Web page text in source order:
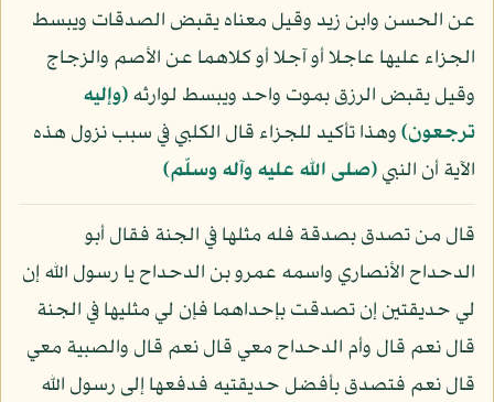
عن الحسن وابن زيد وقيل معناه يقبض الصدقات ويبسط
الجزاء عليها عاجلا أو آجلا أو كلاهما عن الأصم والزجاج
وقيل يقبض الرزق بموت واحد ويبسط لوارثه﴿وإليه
ترجعون﴾وهذا تأكيد للجزاء قال الكلبي في سبب نزول هذه
الآية أن النبي(صلى الله عليه وآله وسلّم)
قال من تصدق بصدقة فله مثلها في الجنة فقال أبو
الدحداح الأنصاري واسمه عمرو بن الدحداح يا رسول الله إن
لي حديقتين إن تصدقت بإحداهما فإن لي مثليها في الجنة
قال نعم قال وأم الدحداح معي قال نعم قال والصبية معي
قال نعم فتصدق بأفضل حديقتيه فدفعها إلى رسول الله